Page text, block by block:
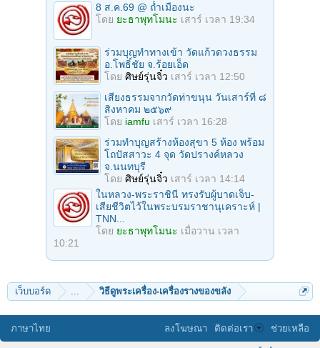
8 ส.ค.69 @ ถ้ำเมืองนะ
โดย ยะธาพุทโมนะ เสาร์ เวลา 19:34
ร่วมบุญทําทางเข้า วัดแก้วดวงธรรม
อ.โพธิ์ชัย จ.ร้อยเอ็ด
โดย ศิษย์รุ่นจิ๋ว เสาร์ เวลา 12:50
เสียงธรรมจากวัดท่าขนุน วันเสาร์ที่ ๘
สิงหาคม ๒๕๖๙
โดย iamfu เสาร์ เวลา 16:28
ร่วมทําบุญสร้างห้องสุขา 5 ห้อง พร้อม
โถปัสสาวะ 4 จุด วัดปรางค์หลวง
จ.นนทบุรี
โดย ศิษย์รุ่นจิ๋ว เสาร์ เวลา 14:14
ในหลวง-พระราชินี ทรงรับผู้บาดเจ็บ-
เสียชีวิตไว้ในพระบรมราชานุเคราะห์ |
TNN...
โดย ยะธาพุทโมนะ เมื่อวาน เวลา
10:21
เว็บบอร์ด วิธีดูพระเครื่อง-เครื่องรางของขลัง
ภาษาไทย ลงโฆษณา ติดต่อเรา ช่วยเหลือ